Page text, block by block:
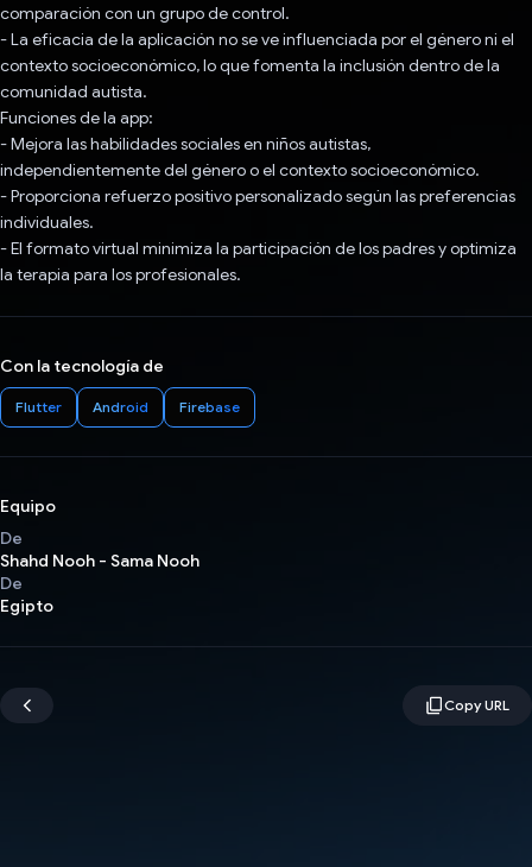
comparación con un grupo de control.
- La eficacia de la aplicación no se ve influenciada por el género ni el
contexto socioeconómico, lo que fomenta la inclusión dentro de la
comunidad autista.
Funciones de la app:
- Mejora las habilidades sociales en niños autistas,
independientemente del género o el contexto socioeconómico.
- Proporciona refuerzo positivo personalizado según las preferencias
individuales.
- El formato virtual minimiza la participación de los padres y optimiza
la terapia para los profesionales.
Con la tecnología de
Flutter Android Firebase
Equipo
De
Shahd Nooh - Sama Nooh
De
Egipto